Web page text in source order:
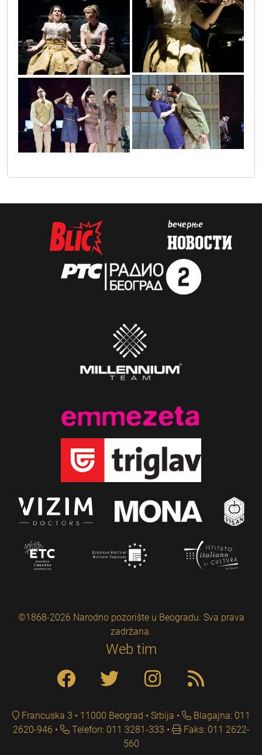
orkestar_17
mizantrop18
mizantrop25
©1868-2026 Narodno pozorište u Beogradu. Sva prava
zadržana.
Web tim
Francuska 3 • 11000 Beograd • Srbija
Blagajna: 011
2620-946
Telefon: 011 3281-333
Faks: 011 2622-
560